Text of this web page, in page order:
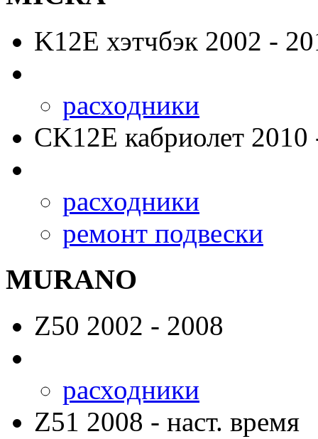
K12E хэтчбэк 2002 -
расходники
CK12E кабриолет 2010
расходники
ремонт подвески
MURANO
Z50 2002 - 2008
расходники
Z51 2008 - наст. время